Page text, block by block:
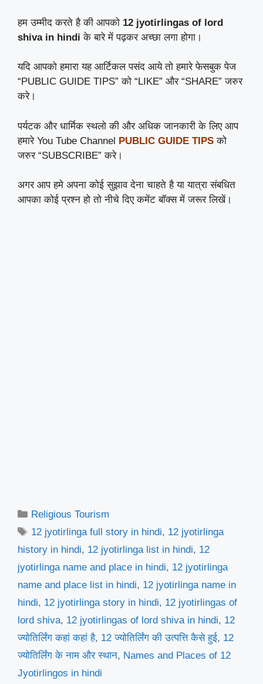
हम उम्मीद करते है की आपको 12 jyotirlingas of lord
shiva in hindi के बारे में पढ़कर अच्छा लगा होगा।
यदि आपको हमारा यह आर्टिकल पसंद आये तो हमारे फेसबुक पेज
“PUBLIC GUIDE TIPS” को “LIKE” और “SHARE” जरुर
करे।
पर्यटक और धार्मिक स्थलो की और अधिक जानकारी के लिए आप
हमारे You Tube Channel PUBLIC GUIDE TIPS को
जरुर “SUBSCRIBE” करे।
अगर आप हमे अपना कोई सुझाव देना चाहते है या यात्रा संबधित
आपका कोई प्रश्न हो तो नीचे दिए कमेंट बॉक्स में जरूर लिखें।
Categories
Religious Tourism
Tags
12 jyotirlinga full story in hindi, 12 jyotirlinga
history in hindi, 12 jyotirlinga list in hindi, 12
jyotirlinga name and place in hindi, 12 jyotirlinga
name and place list in hindi, 12 jyotirlinga name in
hindi, 12 jyotirlinga story in hindi, 12 jyotirlingas of
lord shiva, 12 jyotirlingas of lord shiva in hindi, 12
ज्योतिर्लिंग कहां कहां है, 12 ज्योतिर्लिंग की उत्पत्ति कैसे हुई, 12
ज्योतिर्लिंग के नाम और स्थान, Names and Places of 12
Jyotirlingos in hindi